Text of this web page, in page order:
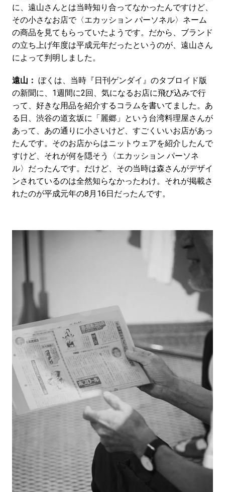
に、遠山さんとは当時知り合ってなかったんですけど、
その小さなお店で〈エカッション パーソネル〉ネーム
の商品を見てもらっていたようです。だから、ブランド
の立ち上げ年度は平成元年だったというのが、遠山さん
によって判明しました。
遠山： ぼくは、当時『日刊ゲンダイ』のタブロイド版
の新聞に、1週間に2回、気になるお店に飛び込みで行
って、好きな用品を紹介するコラムを書いてました。あ
る日、渋谷の道玄坂に「麗郷」という台湾料理屋さんが
あって、あの通りに小さいけど、すごくいいお店があっ
たんです。そのお店からはニットウェアを紹介したんで
すけど、それが何を隠そう〈エカッション パーソネ
ル〉だったんです。だけど、その当時は森さんがデザイ
ンされているのは全然知らなかったわけ。それが掲載さ
れたのが平成元年の8月16日だったんです。